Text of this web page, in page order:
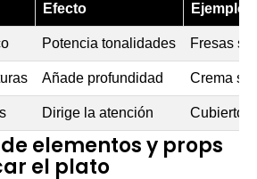
Efecto Ejemplo
Potencia tonalidades Fresas
Añade profundidad Crema
Dirige la atención Cubiertos
elementos y props
el plato